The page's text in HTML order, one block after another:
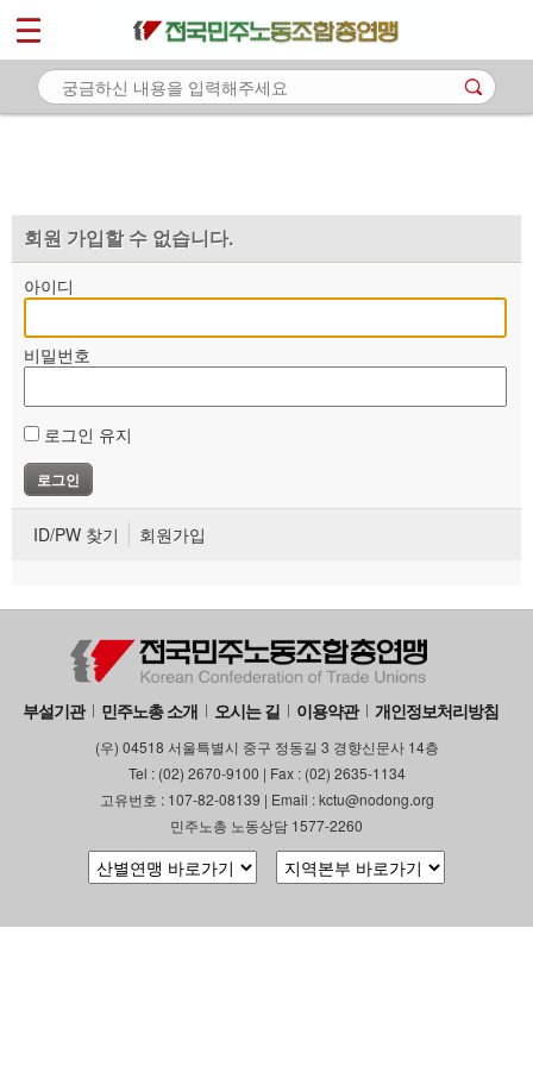
회원 가입할 수 없습니다.
아이디
비밀번호
로그인 유지
ID/PW 찾기 회원가입
부설기관 민주노총 소개 오시는 길 이용약관 개인정보처리방침
(우) 04518 서울특별시 중구 정동길 3 경향신문사 14층
Tel : (02) 2670-9100 | Fax : (02) 2635-1134
고유번호 : 107-82-08139 | Email : kctu@nodong.org
민주노총 노동상담 1577-2260
마이페이지
소개
자료
부설기관